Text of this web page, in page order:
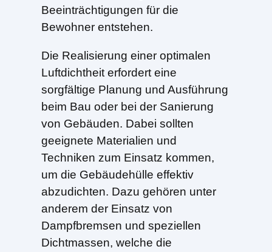
Beeinträchtigungen für die
Bewohner entstehen.
Die Realisierung einer optimalen
Luftdichtheit erfordert eine
sorgfältige Planung und Ausführung
beim Bau oder bei der Sanierung
von Gebäuden. Dabei sollten
geeignete Materialien und
Techniken zum Einsatz kommen,
um die Gebäudehülle effektiv
abzudichten. Dazu gehören unter
anderem der Einsatz von
Dampfbremsen und speziellen
Dichtmassen, welche die